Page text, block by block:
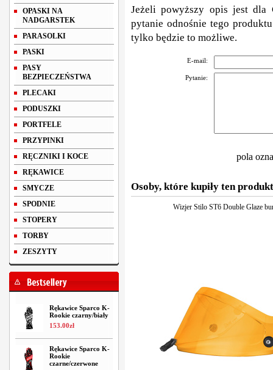
OPASKI NA
NADGARSTEK
PARASOLKI
PASKI
PASY
BEZPIECZEŃSTWA
PLECAKI
PODUSZKI
PORTFELE
PRZYPINKI
RĘCZNIKI I KOCE
RĘKAWICE
SMYCZE
SPODNIE
STOPERY
TORBY
ZESZYTY
Rękawice Sparco K-
Rookie czarny/biały
153.00zł
Rękawice Sparco K-
Rookie
czarne/czerwone
Jeżeli powyższy opis jest dla
pytanie odnośnie tego
tylko będzie to możliwe.
E-mail:
Pytanie:
pola
Osoby, które kupiły ten
Wizjer Stilo ST6 Double Glaze